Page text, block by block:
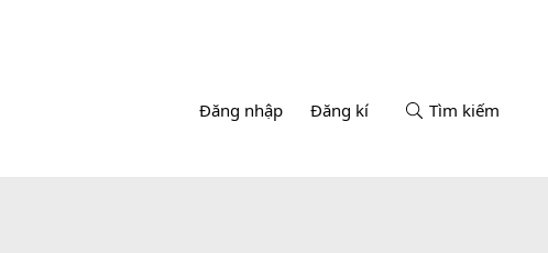
Đăng nhập Đăng kí Tìm kiếm